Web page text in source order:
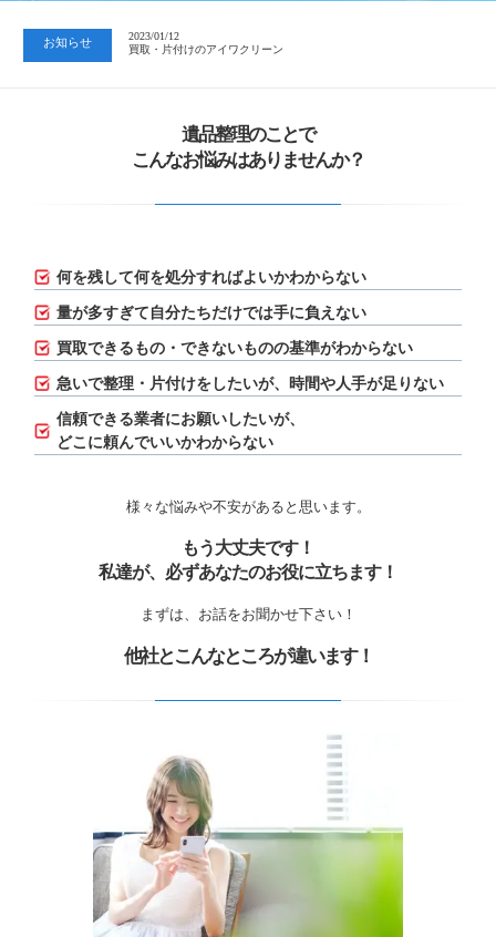
お知らせ
2023/01/12
買取・片付けのアイワクリーン
遺品整理のことで
こんなお悩みはありませんか？
何を残して何を処分すればよいかわからない
量が多すぎて自分たちだけでは手に負えない
買取できるもの・できないものの基準がわからない
急いで整理・片付けをしたいが、 時間や人手が足りない
信頼できる業者にお願いしたいが、
どこに頼んでいいかわからない
様々な悩みや不安があると思います。
もう大丈夫です！
私達が、必ずあなたのお役に立ちます！
まずは、お話をお聞かせ下さい！
他社とこんなところが違います！